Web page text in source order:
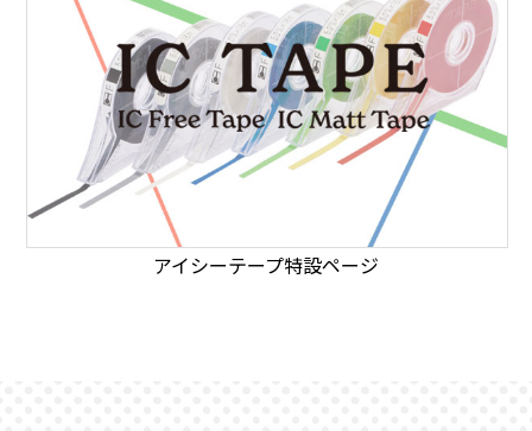
アイシーテープ特設ページ